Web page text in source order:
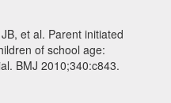
et al. Parent initiated
of school age:
BMJ 2010;340:c843.